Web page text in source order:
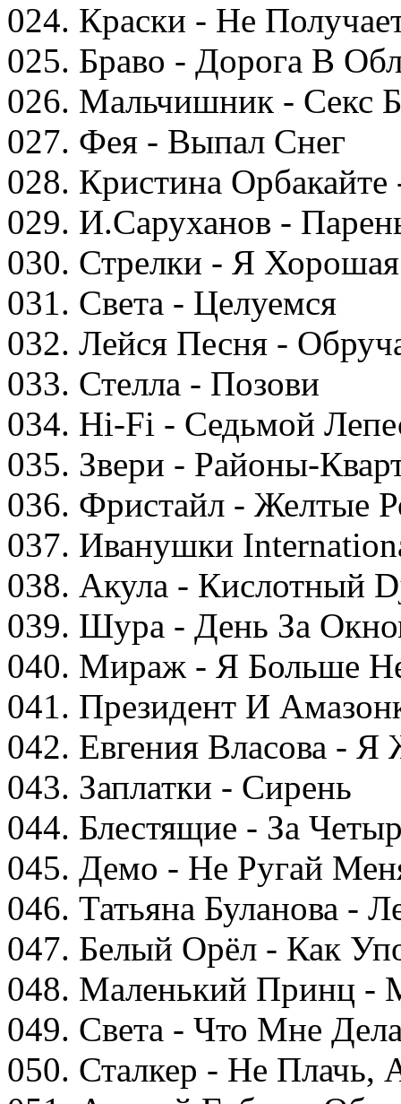
024. Краски - Не
025. Браво - Дорога В
026. Мальчишник - Секс
027. Фея - Выпал Снег
028. Кристина
029. И.Саруханов -
030. Стрелки - Я Хорошая
031. Света - Целуемся
032. Лейся Песня -
033. Стелла - Позови
034. Hi-Fi - Седьмой
035. Звери - Районы-
036. Фристайл - Желтые
037. Иванушки
038. Акула - Кислотный
039. Шура - День За
040. Мираж - Я Больше
041. Президент И
042. Евгения Власова - Я
043. Заплатки - Сирень
044. Блестящие - За
045. Демо - Не Ругай
046. Татьяна Буланова -
047. Белый Орёл - Как
048. Маленький Принц -
049. Света - Что Мне
050. Сталкер - Не Плачь,